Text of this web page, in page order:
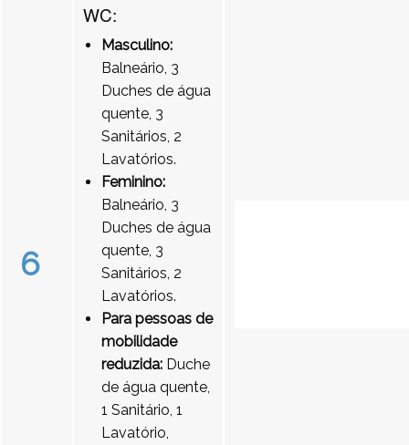
6
WC:
Masculino:
Balneário, 3
Duches de água
quente, 3
Sanitários, 2
Lavatórios.
Feminino:
Balneário, 3
Duches de água
quente, 3
Sanitários, 2
Lavatórios.
Para pessoas de
mobilidade
reduzida: Duche
de água quente,
1 Sanitário, 1
Lavatório,